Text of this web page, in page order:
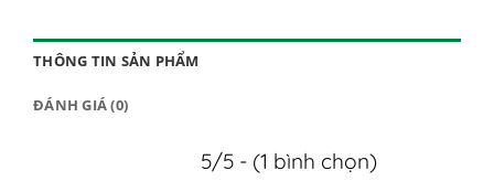
THÔNG TIN SẢN PHẨM
ĐÁNH GIÁ (0)
5/5 - (1 bình chọn)